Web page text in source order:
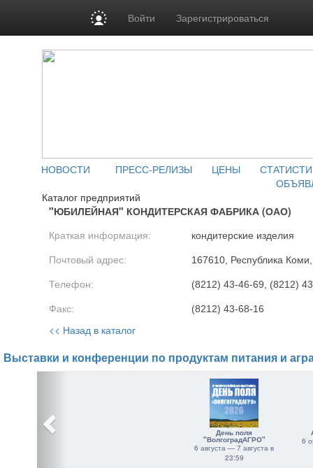
Войти Зарегистрироваться
НОВОСТИ ПРЕСС-РЕЛИЗЫ ЦЕНЫ
Каталог предприятий
"ЮБИЛЕЙНАЯ" КОНДИТЕРСКАЯ ФАБРИКА (ОАО)
Краткая информация: кондитерские изделия
Почтовый адрес: 167610, Республика
Телефон: (8212) 43-46-69, (8212)
Факс: (8212) 43-68-16
<< Назад в каталог
Выставки и конференции по продуктам питания и
День поля
"ВолгоградАГРО"
6 августа — 7 августа в
23:59
6